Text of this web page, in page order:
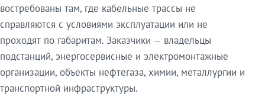
востребованы там, где кабельные трассы не
справляются с условиями эксплуатации или не
проходят по габаритам. Заказчики — владельцы
подстанций, энергосервисные и электромонтажные
организации, объекты нефтегаза, химии, металлургии и
транспортной инфраструктуры.